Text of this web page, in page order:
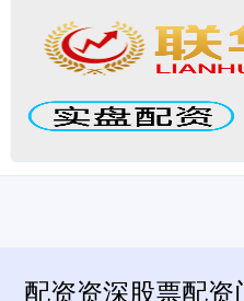
配资资深股票配